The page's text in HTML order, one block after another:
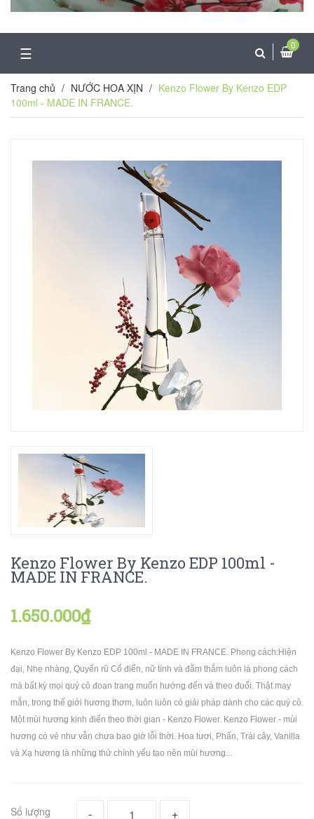
☰ 0
Trang chủ / NƯỚC HOA XỊN / Kenzo Flower By Kenzo EDP
100ml - MADE IN FRANCE.
Kenzo Flower By Kenzo EDP 100ml -
MADE IN FRANCE.
1.650.000₫
Kenzo Flower By Kenzo EDP 100ml - MADE IN FRANCE. Phong cách:Hiện
đại, Nhẹ nhàng, Quyến rũ Cổ điển, nữ tính và đằm thắm luôn là phong cách
mà bất kỳ mọi quý cô đoan trang muốn hướng đến và theo đuổi. Thật may
mắn, trong thế giới hương thơm, luôn luôn có giải pháp dành cho các quý cô.
Một mùi hương kinh điển theo thời gian - Kenzo Flower. Kenzo Flower - mùi
hương có vẻ như vẫn chưa bao giờ lỗi thời. Hoa tươi, Phấn, Trái cây, Vanilla
và Xạ hương là những thứ chính yếu tạo nên mùi hương...
Số lượng - +